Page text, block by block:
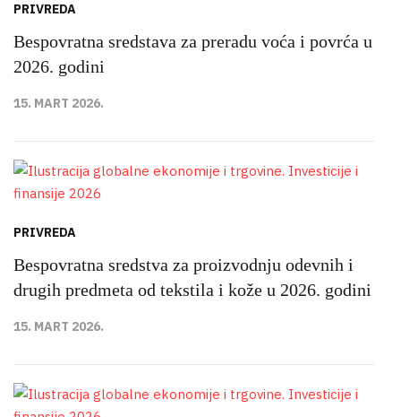
PRIVREDA
Bespovratna sredstava za preradu voća i povrća u
2026. godini
15. MART 2026.
PRIVREDA
Bespovratna sredstva za proizvodnju odevnih i
drugih predmeta od tekstila i kože u 2026. godini
15. MART 2026.